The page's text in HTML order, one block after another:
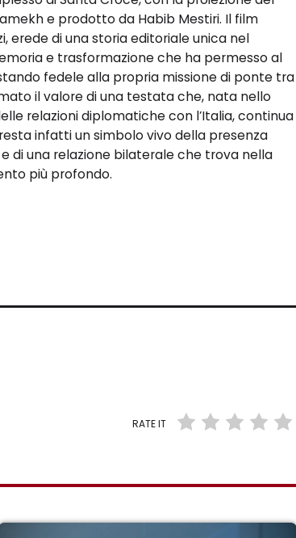
e prodotto da Habib Mestiri. Il film
erede di una storia editoriale unica nel
e trasformazione che ha permesso al
fedele alla propria missione di ponte tra
il valore di una testata che, nata nello
relazioni diplomatiche con l’Italia, continua
infatti un simbolo vivo della presenza
di una relazione bilaterale che trova nella
più profondo.
RATE IT